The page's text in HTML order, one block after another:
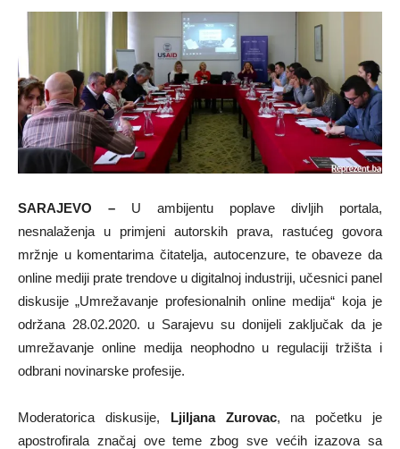
SARAJEVO – U ambijentu poplave divljih portala,
nesnalaženja u primjeni autorskih prava, rastućeg govora
mržnje u komentarima čitatelja, autocenzure, te obaveze da
online mediji prate trendove u digitalnoj industriji, učesnici panel
diskusije „Umrežavanje profesionalnih online medija“ koja je
održana 28.02.2020. u Sarajevu su donijeli zaključak da je
umrežavanje online medija neophodno u regulaciji tržišta i
odbrani novinarske profesije.
Moderatorica diskusije, Ljiljana Zurovac, na početku je
apostrofirala značaj ove teme zbog sve većih izazova sa